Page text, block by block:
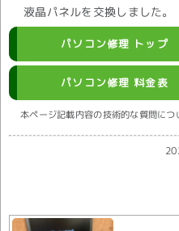
液晶パネルを交換しました。
パソコン修理 トップ
パソコン修理 料金表
本ページ記載内容の技術的な質問につ